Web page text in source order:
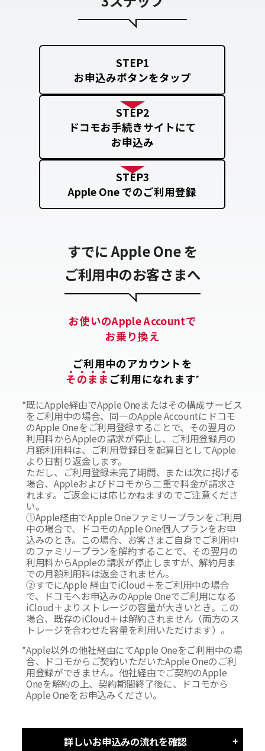
STEP1
お申込みボタンをタップ
STEP2
ドコモお手続きサイトにて
お申込み
STEP3
Apple One でのご利用登録
すでに Apple One を
ご利用中のお客さまへ
お使いのApple Accountで
お乗り換え
ご利用中のアカウントを
そのま ま ご利用になれます*
*既にApple経由でApple Oneまたはその構成サービス
をご利用中の場合、同一のApple Accountにドコモ
のApple Oneをご利用登録することで、その翌月の
利用料からAppleの請求が停止し、ご利用登録月の
月額利用料は、ご利用登録日を起算日としてApple
より日割り返金します。
ただし、ご利用登録未完了期間、または次に掲げる
場合、Appleおよびドコモから二重で料金が請求さ
れます。ご返金には応じかねますのでご注意くださ
い。
①Apple経由でApple Oneファミリープランをご利用
中の場合で、ドコモのApple One個人プランをお申
込みのとき。この場合、お客さまご自身でご利用中
のファミリープランを解約することで、その翌月の
利用料からAppleの請求が停止しますが、解約月ま
での月額利用料は返金されません。
②すでにApple 経由でiCloud＋をご利用中の場合
で、ドコモへお申込みのApple Oneでご利用になる
iCloud＋よりストレージの容量が大きいとき。この
場合、既存のiCloud＋は解約されません（両方のス
トレージを合わせた容量を利用いただけます）。
*Apple以外の他社経由にてApple Oneをご利用中の場
合、ドコモからご契約いただいたApple Oneのご利
用登録ができません。他社経由でご契約のApple
Oneを解約の上、契約期間終了後に、ドコモから
Apple Oneをお申込みください。
詳しいお申込みの流れを確認